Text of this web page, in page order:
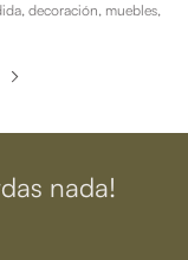
decoración, muebles,
nada!